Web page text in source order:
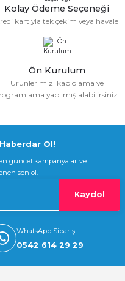
Kolay Ödeme Seçeneği
kartıyla tek çekim veya havale
Ön Kurulum
Ürünlerimizi kablolama ve
yapılmış alabilirsiniz.
Ol!
güncel kampanyalar ve
sen ol.
Kaydol
WhatsApp Sipariş
0542 614 29 29